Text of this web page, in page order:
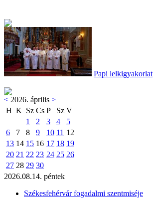
Papi lelkigyakorlat
< 2026. április >
H K Sz Cs P Sz V
1
2 3 4
5
6
7 8 9 10 11 12
13 14 15 16 17 18 19
20 21 22 23 24 25 26
27 28 29 30
2026.08.14. péntek
Székesfehérvár fogadalmi szentmiséje